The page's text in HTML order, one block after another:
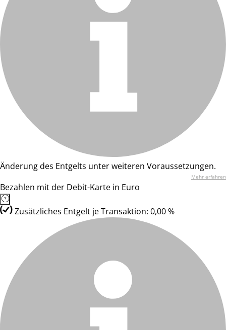
Änderung des Entgelts unter weiteren Voraussetzungen.
Mehr erfahren
Bezahlen mit der Debit-Karte in Euro
Zusätzliches Entgelt je Transaktion: 0,00 %